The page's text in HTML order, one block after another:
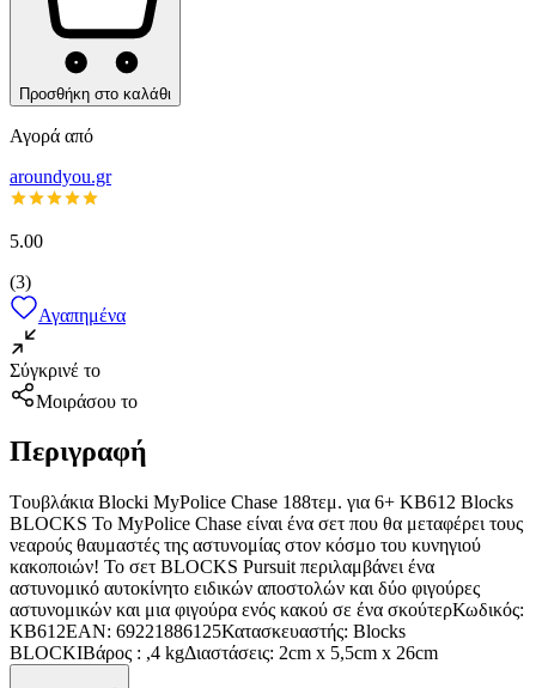
Προσθήκη στο καλάθι
Αγορά από
aroundyou.gr
5.00
(3)
Αγαπημένα
Σύγκρινέ το
Μοιράσου το
Περιγραφή
Tουβλάκια Blocki MyPolice Chase 188τεμ. για 6+ KB612 Blocks
BLOCKS Το MyPolice Chase είναι ένα σετ που θα μεταφέρει τους
νεαρούς θαυμαστές της αστυνομίας στον κόσμο του κυνηγιού
κακοποιών! Το σετ BLOCKS Pursuit περιλαμβάνει ένα
αστυνομικό αυτοκίνητο ειδικών αποστολών και δύο φιγούρες
αστυνομικών και μια φιγούρα ενός κακού σε ένα σκούτερΚωδικός:
KB612EAN: 69221886125Κατασκευαστής: Blocks
BLOCKIΒάρος : ,4 kgΔιαστάσεις: 2cm x 5,5cm x 26cm